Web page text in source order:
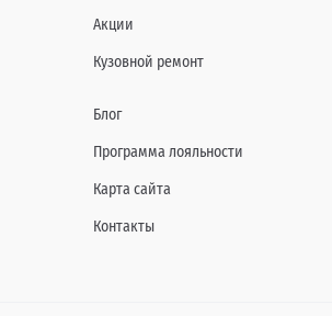
Акции
Кузовной ремонт
Блог
Программа лояльности
Карта сайта
Контакты